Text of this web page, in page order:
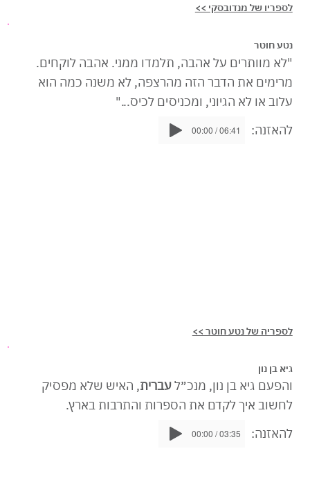
לספריו של מנדובסקי >>
נטע חוטר
"לא מוותרים על אהבה, תלמדו ממני. אהבה לוקחים.
מרימים את הדבר הזה מהרצפה, לא משנה כמה הוא
עלוב או לא הגיוני, ומכניסים לכיס..."
00:00 / 06:41 להאזנה:
לספריה של נטע חוטר >>
גיא בן נון
והפעם גיא בן נון, מנכ״לעברית, האיש שלא מפסיק
לחשוב איך לקדם את הספרות והתרבות בארץ.
00:00 / 03:35 להאזנה: